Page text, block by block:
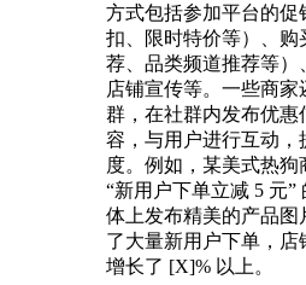
方式包括参加平台的促
扣、限时特价等）、购
荐、品类频道推荐等）
店铺宣传等。一些商家
群，在社群内发布优惠
容，与用户进行互动，
度。例如，某美式热狗
“新用户下单立减 5 元
体上发布精美的产品图
了大量新用户下单，店
增长了 [X]% 以上。​